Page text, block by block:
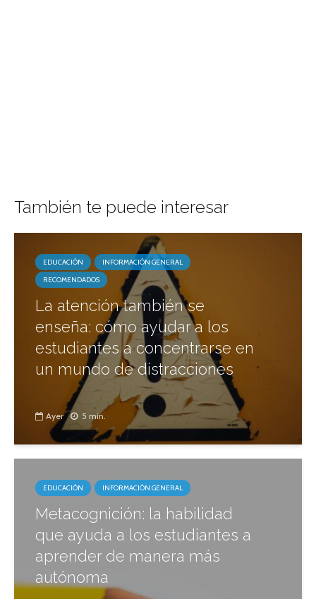
También te puede interesar
EDUCACIÓN
INFORMACIÓN GENERAL
RECOMENDADOS
La atención también se
enseña: cómo ayudar a los
estudiantes a concentrarse en
un mundo de distracciones
Ayer 5 min.
EDUCACIÓN INFORMACIÓN GENERAL
Metacognición: la habilidad
que ayuda a los estudiantes a
aprender de manera más
autónoma